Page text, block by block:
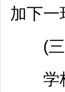
加下一
(三)
学校